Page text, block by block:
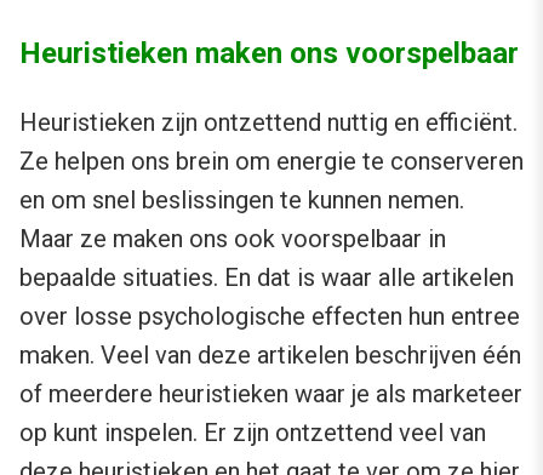
Heuristieken maken ons voorspelbaar
Heuristieken zijn ontzettend nuttig en efficiënt.
Ze helpen ons brein om energie te conserveren
en om snel beslissingen te kunnen nemen.
Maar ze maken ons ook voorspelbaar in
bepaalde situaties. En dat is waar alle artikelen
over losse psychologische effecten hun entree
maken. Veel van deze artikelen beschrijven één
of meerdere heuristieken waar je als marketeer
op kunt inspelen. Er zijn ontzettend veel van